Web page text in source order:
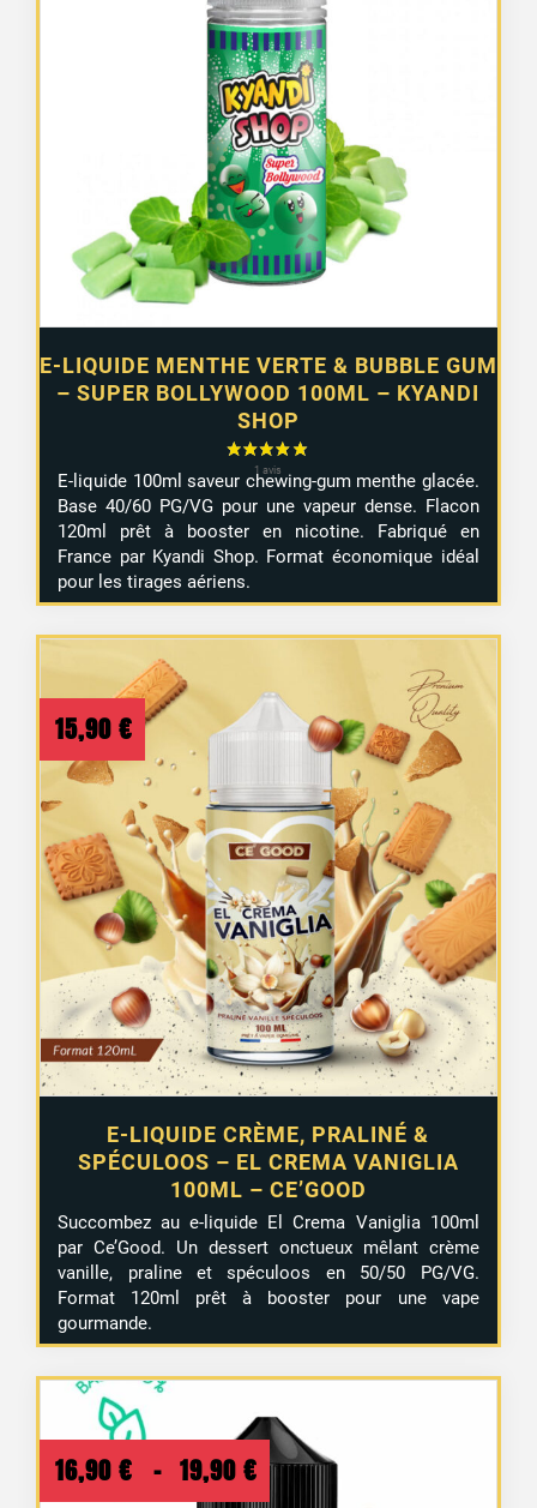
1 avis
E-LIQUIDE MENTHE VERTE & BUBBLE GUM
– SUPER BOLLYWOOD 100ML – KYANDI
SHOP
E-liquide 100ml saveur chewing-gum menthe glacée.
Base 40/60 PG/VG pour une vapeur dense. Flacon
120ml prêt à booster en nicotine. Fabriqué en
France par Kyandi Shop. Format économique idéal
pour les tirages aériens.
E-LIQUIDE CRÈME, PRALINÉ &
SPÉCULOOS – EL CREMA VANIGLIA
100ML – CE’GOOD
15,90 €
Succombez au e-liquide El Crema Vaniglia 100ml
par Ce’Good. Un dessert onctueux mêlant crème
vanille, praline et spéculoos en 50/50 PG/VG.
Format 120ml prêt à booster pour une vape
gourmande.
16,90 € – 19,90 € Plage